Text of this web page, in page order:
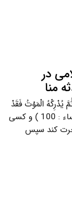
در
منا
یُدْرِکْهُ الْمَوْتُ فَقَدْ
وَقَعَ أَجْرُهُ عَلَی اللَّهِ وَکَانَ اللَّهُ غَفُورًا رَحِیمًا( النساء : 100 ) و کسی
کند سپس